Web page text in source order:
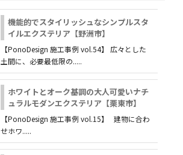
機能的でスタイリッシュなシンプルスタ
イルエクステリア【野洲市】
【PonoDesign 施工事例 vol.54】 広々とした
土間に、必要最低限の.....
ホワイトとオーク基調の大人可愛いナチ
ュラルモダンエクステリア【栗東市】
【PonoDesign 施工事例 vol.15】 建物に合わ
せホワ.....